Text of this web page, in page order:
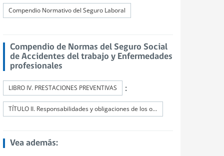
Compendio Normativo del Seguro Laboral
Compendio de Normas del Seguro Social
de Accidentes del trabajo y Enfermedades
profesionales
LIBRO IV. PRESTACIONES PREVENTIVAS :
TÍTULO II. Responsabilidades y obligaciones de los organismos administradores y de los administradores delegados
Vea además: